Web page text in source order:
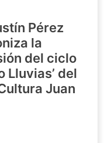
Pérez
la
del ciclo
Lluvias’ del
Juan